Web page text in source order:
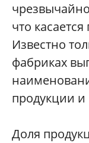
что
Известно
фабриках
продукции и
Доля